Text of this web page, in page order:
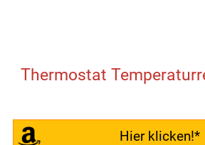
Thermostat
Hier klicken!*